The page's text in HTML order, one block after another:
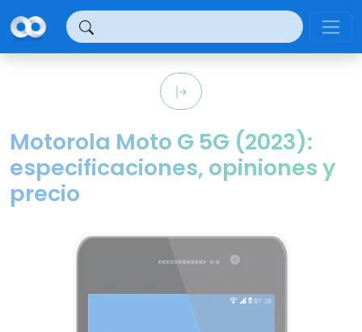
Motorola Moto G 5G (2023):
especificaciones, opiniones y
precio
Panel de gestión de cookies